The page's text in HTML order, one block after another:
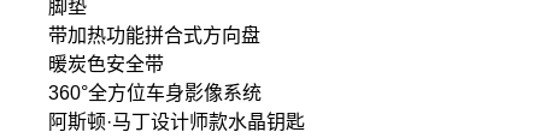
脚垫
带加热功能拼合式方向盘
暖炭色安全带
360°全方位车身影像系统
阿斯顿·马丁设计师款水晶钥匙